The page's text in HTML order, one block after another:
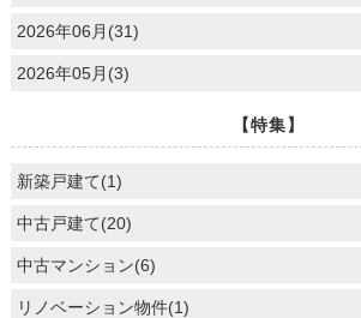
2026年06月(31)
2026年05月(3)
【特集】
新築戸建て(1)
中古戸建て(20)
中古マンション(6)
リノベーション物件(1)